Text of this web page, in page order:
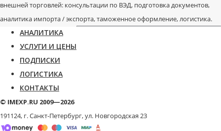
внешней торговлей: консультации по ВЭД, подготовка документов,
аналитика импорта / экспорта, таможенное оформление, логистика.
АНАЛИТИКА
УСЛУГИ И ЦЕНЫ
ПОДПИСКИ
ЛОГИСТИКА
КОНТАКТЫ
© IMEXP.RU 2009—2026
191124, г. Санкт-Петербург,ул. Новгородская 23